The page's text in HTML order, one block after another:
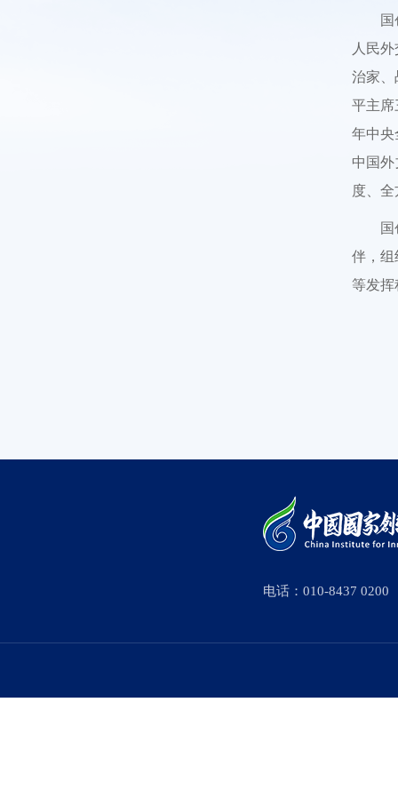
人民
治家
平主席
年中央
中国
度、
伴，组
等发
电话：010-8437 0200